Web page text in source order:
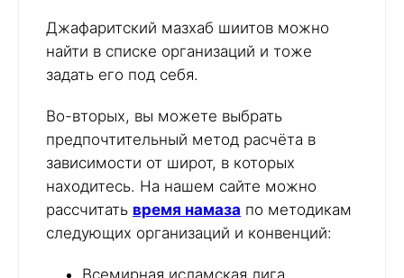
Джафаритский мазхаб шиитов можно
найти в списке организаций и тоже
задать его под себя.
Во-вторых, вы можете выбрать
предпочтительный метод расчёта в
зависимости от широт, в которых
находитесь. На нашем сайте можно
рассчитать время намаза по методикам
следующих организаций и конвенций: